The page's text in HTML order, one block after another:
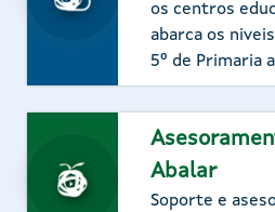
os centros
abarca os
5º de Primaria
Abalar
Soporte e